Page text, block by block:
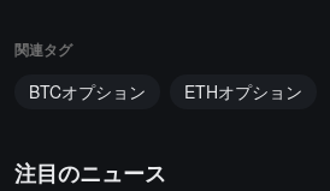
関連タグ
BTCオプション ETHオプション
注目のニュース